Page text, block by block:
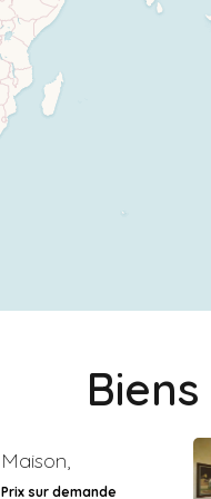
Maison,
Prix sur demande